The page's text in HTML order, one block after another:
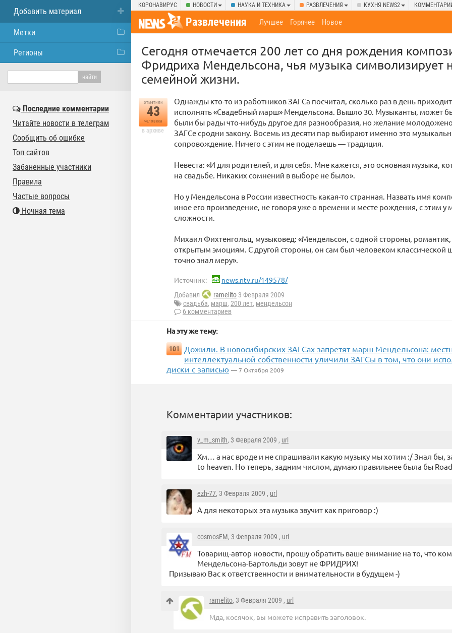
КОРОНАВИРУС НОВОСТИ НАУКА И ТЕХНИКА РАЗВЛЕЧЕНИЯ КУХНЯ NEWS2
Развлечения Лучшее Горячее Новое
Сегодня отмечается 200 лет со дня рождения
Фридриха Мендельсона, чья музыка символизирует
семейной жизни.
отметили
43
человека
в архиве
Однажды кто-то из работников ЗАГСа посчитал, сколько раз в день
исполнять «Свадебный марш» Мендельсона. Вышло 30. Музыканты, может
были бы рады что-нибудь другое для разнообразия, но желание
ЗАГСе сродни закону. Восемь из десяти пар выбирают именно это
сопровождение. Ничего с этим не поделаешь — традиция.
Невеста: «И для родителей, и для себя. Мне кажется, это основная музыка,
на свадьбе. Никаких сомнений в выборе не было».
Но у Мендельсона в России известность какая-то странная. Назвать имя
иное его произведение, не говоря уже о времени и месте рождения, с этим
сложности.
Михаил Фихтенгольц, музыковед: «Мендельсон, с одной стороны, романтик,
открытым эмоциям. С другой стороны, он сам был человеком классической
точно знал меру».
Источник: news.ntv.ru/149578/
Добавил ramelito 3 Февраля 2009
свадьба, марш, 200 лет, мендельсон
6 комментариев
На эту же тему:
101
Дожили. В новосибирских ЗАГСах запретят марш Мендельсона:
интеллектуальной собственности уличили ЗАГСы в том, что они
диски с записью — 7 Октября 2009
Комментарии участников:
v_m_smith, 3 Февраля 2009 , url
Хм… а нас вроде и не спрашивали какую музыку мы хотим :/ Знал бы,
to heaven. Но теперь, задним числом, думаю правильнее была бы
ezh-77, 3 Февраля 2009 , url
А для некоторых эта музыка звучит как приговор :)
cosmosFM, 3 Февраля 2009 , url
Товарищ-автор новости, прошу обратить ваше внимание на то, что
Мендельсона-Бартольди зовут не ФРИДРИХ!
Призываю Вас к ответственности и внимательности в будущем -)
ramelito, 3 Февраля 2009 , url
Мда, косячок, вы можете исправить заголовок.
Добавить материал
Метки
Регионы
Последние комментарии
Читайте новости в телеграм
Сообщить об ошибке
Топ сайтов
Забаненные участники
Правила
Частые вопросы
Ночная тема